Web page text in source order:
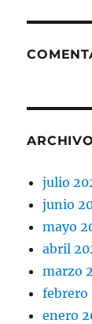
julio
junio
mayo
abril
marzo
febrero
enero